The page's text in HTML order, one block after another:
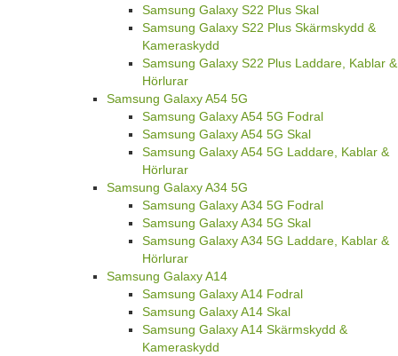
Samsung Galaxy S22 Plus Skal
Samsung Galaxy S22 Plus Skärmskydd &
Kameraskydd
Samsung Galaxy S22 Plus Laddare, Kablar &
Hörlurar
Samsung Galaxy A54 5G
Samsung Galaxy A54 5G Fodral
Samsung Galaxy A54 5G Skal
Samsung Galaxy A54 5G Laddare, Kablar &
Hörlurar
Samsung Galaxy A34 5G
Samsung Galaxy A34 5G Fodral
Samsung Galaxy A34 5G Skal
Samsung Galaxy A34 5G Laddare, Kablar &
Hörlurar
Samsung Galaxy A14
Samsung Galaxy A14 Fodral
Samsung Galaxy A14 Skal
Samsung Galaxy A14 Skärmskydd &
Kameraskydd